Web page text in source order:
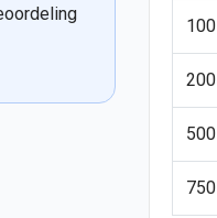
100
200
500
750